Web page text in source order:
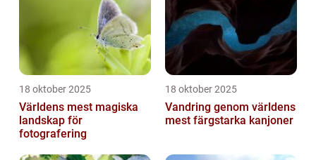
18 oktober 2025
Världens mest magiska
landskap för
fotografering
18 oktober 2025
Vandring genom världens
mest färgstarka kanjoner